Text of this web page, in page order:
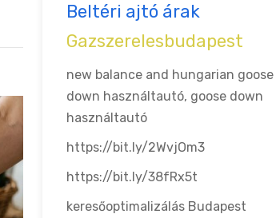
Beltéri ajtó árak
Gazszerelesbudapest
new balance and hungarian goose
down használtautó, goose down
használtautó
https://bit.ly/2WvjOm3
https://bit.ly/38fRx5t
keresőoptimalizálás Budapest